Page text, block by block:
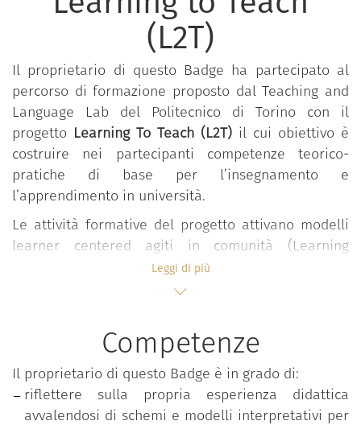
(L2T)
Il proprietario di questo Badge ha partecipato al
percorso di formazione proposto dal Teaching and
Language Lab del Politecnico di Torino con il
progetto Learning To Teach (L2T) il cui obiettivo è
costruire nei partecipanti competenze teorico-
pratiche di base per l’insegnamento e
l’apprendimento in università.
Le attività formative del progetto attivano modelli
learner centered agiti in comunità (Learning
Community) all’interno dei quali, in forma
interdisciplinare e partecipativa, si sviluppano
valori, approcci, esperienze e pratiche didattiche
valorizzando l’apporto attivo degli studenti.
Il percorso si snoda in ambienti flipped e si sviluppa
in forma modulare attraverso seminari, lezioni e
workshop condotti in co-teaching da docenti
Leggi di più
Competenze
Il proprietario di questo Badge è in grado di:
riflettere sulla propria esperienza didattica
avvalendosi di schemi e modelli interpretativi per